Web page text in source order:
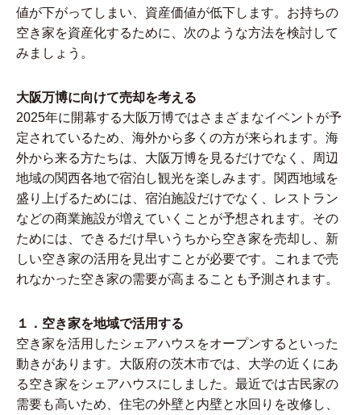
値が下がってしまい、資産価値が低下します。お持ちの
空き家を資産化するために、次のような方法を検討して
みましょう。
大阪万博に向けて売却を考える
2025年に開幕する大阪万博ではさまざまなイベントが予
定されているため、海外から多くの方が来られます。海
外から来る方たちは、大阪万博を見るだけでなく、周辺
地域の関西各地で宿泊し観光を楽しみます。関西地域を
盛り上げるためには、宿泊施設だけでなく、レストラン
などの商業施設が増えていくことが予想されます。その
ためには、できるだけ早いうちから空き家を売却し、新
しい空き家の活用を見出すことが必要です。これまで売
れなかった空き家の需要が高まることも予測されます。
１．空き家を地域で活用する
空き家を活用したシェアハウスをオープンするといった
動きがあります。大阪府の茨木市では、大学の近くにあ
る空き家をシェアハウスにしました。最近では古民家の
需要も高いため、住宅の外壁と内壁と水回りを改修し、